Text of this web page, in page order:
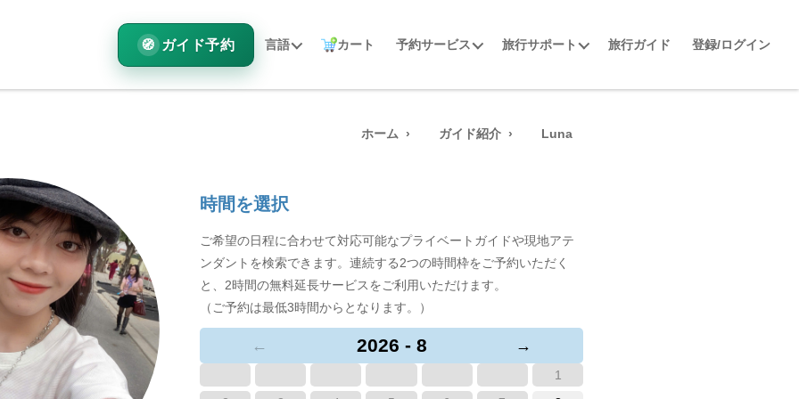
ガイド予約 言語 カート 予約サービス 旅行サポート 旅行ガイド 登録/ログイン
ホーム ガイド紹介 Luna
時間を選択
ご希望の日程に合わせて対応可能なプライベートガイドや現地アテ
ンダントを検索できます。連続する2つの時間枠をご予約いただく
と、2時間の無料延長サービスをご利用いただけます。
（ご予約は最低3時間からとなります。）
← 2026 - 8 →
1